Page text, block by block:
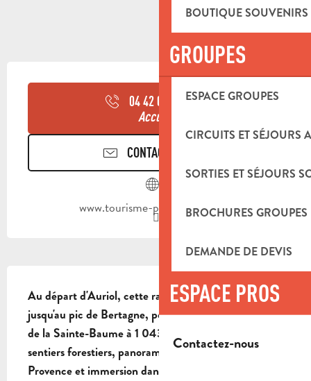
BOUTIQUE
GROUPES
ESPACE GROUPES
CIRCUITS ET SÉJOURS
SORTIES ET SÉJOURS
BROCHURES GROUPES
DEMANDE DE DEVIS
ESPACE PROS
Contactez-nous
OUVERTURE ET COORDONNÉES
04 42 03 49▒▒
Accueil
CONTACTEZ-NOUS
www.tourisme-paysdaubagne.fr
Au départ d'Auriol, cette randonnée vous conduit
jusqu'au pic de Bertagne, point culminant du massif
de la Sainte-Baume à 1 043 mètres d'altitude.  Entre
sentiers forestiers, panoramas exceptionnels sur la
Provence et immersion dans une nature préservée..